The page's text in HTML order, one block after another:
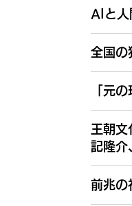
AIと
全国
「元
王朝
記隆介
前兆の